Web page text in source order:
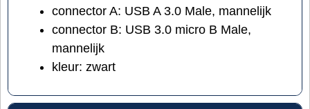
connector A: USB A 3.0 Male, mannelijk
connector B: USB 3.0 micro B Male,
mannelijk
kleur: zwart